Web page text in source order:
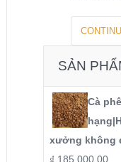
SẢN
Cà
xưởng không
₫ 185,000.00